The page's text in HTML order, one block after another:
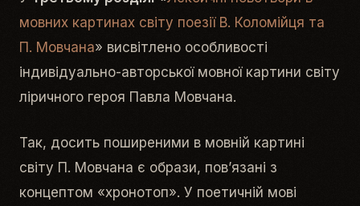
мовних картинах світу поезії В. Коломійця та
П. Мовчана» висвітлено особливості
індивідуально-авторської мовної картини світу
ліричного героя Павла Мовчана.
Так, досить поширеними в мовній картині
світу П. Мовчана є образи, пов’язані з
концептом «хронотоп». У поетичній мові